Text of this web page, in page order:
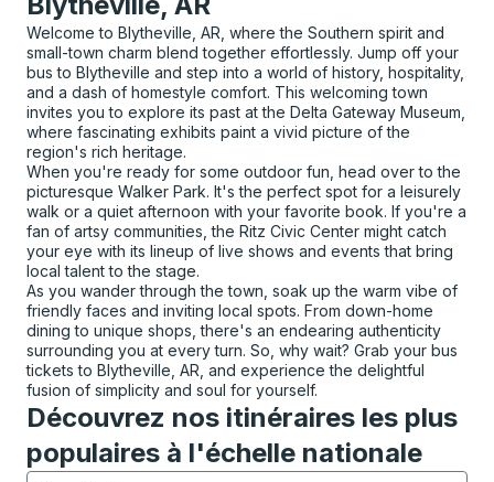
Welcome to Blytheville, AR, where the Southern spirit and
small-town charm blend together effortlessly. Jump off your
bus to Blytheville and step into a world of history, hospitality,
and a dash of homestyle comfort. This welcoming town
invites you to explore its past at the Delta Gateway Museum,
where fascinating exhibits paint a vivid picture of the
region's rich heritage.
When you're ready for some outdoor fun, head over to the
picturesque Walker Park. It's the perfect spot for a leisurely
walk or a quiet afternoon with your favorite book. If you're a
fan of artsy communities, the Ritz Civic Center might catch
your eye with its lineup of live shows and events that bring
local talent to the stage.
As you wander through the town, soak up the warm vibe of
friendly faces and inviting local spots. From down-home
dining to unique shops, there's an endearing authenticity
surrounding you at every turn. So, why wait? Grab your bus
tickets to Blytheville, AR, and experience the delightful
fusion of simplicity and soul for yourself.
Découvrez nos itinéraires les plus
populaires à l'échelle nationale